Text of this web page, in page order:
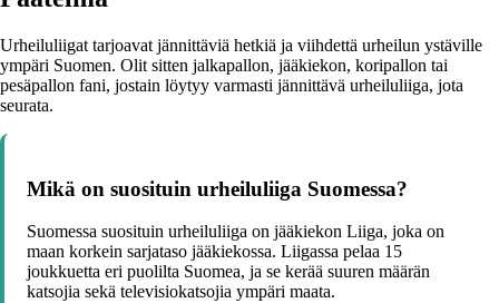
Urheiluliigat tarjoavat jännittäviä hetkiä ja viihdettä urheilun ystäville
ympäri Suomen. Olit sitten jalkapallon, jääkiekon, koripallon tai
pesäpallon fani, jostain löytyy varmasti jännittävä urheiluliiga, jota
seurata.
Mikä on suosituin urheiluliiga Suomessa?
Suomessa suosituin urheiluliiga on jääkiekon Liiga, joka on
maan korkein sarjataso jääkiekossa. Liigassa pelaa 15
joukkuetta eri puolilta Suomea, ja se kerää suuren määrän
katsojia sekä televisiokatsojia ympäri maata.